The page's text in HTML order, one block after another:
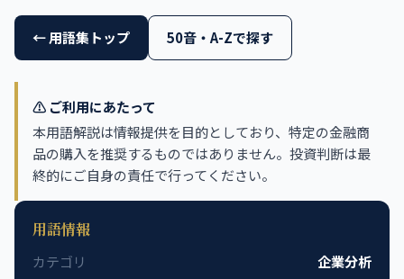
← 用語集トップ 50音・A-Zで探す
⚠️ ご利用にあたって
本用語解説は情報提供を目的としており、特定の金融商
品の購入を推奨するものではありません。投資判断は最
終的にご自身の責任で行ってください。
用語情報
カテゴリ
企業分析